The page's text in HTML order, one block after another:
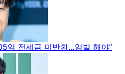
억 전세금 미반환…엄벌 해야”